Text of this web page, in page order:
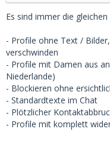
Es sind immer die
- Profile ohne Text /
verschwinden
- Profile mit Damen aus
Niederlande)
- Blockieren ohne
- Standardtexte im Chat
- Plötzlicher
- Profile mit komplett